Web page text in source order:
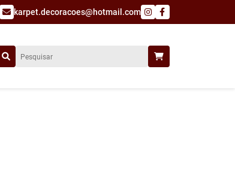
karpet.decoracoes@hotmail.com